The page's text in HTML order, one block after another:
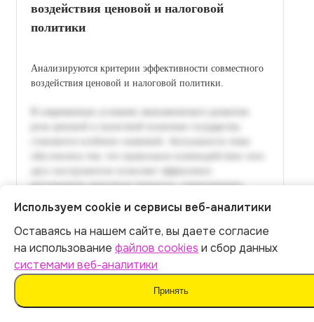
воздействия ценовой и налоговой
политики
Анализируются критерии эффективности совместного
воздействия ценовой и налоговой политики.
Итог:399р.
Оплатить
Используем cookie и сервисы веб-аналитики
Оставаясь на нашем сайте, вы даете согласие
на использование файлов cookies и сбор данных
системами веб-аналитики
Принять